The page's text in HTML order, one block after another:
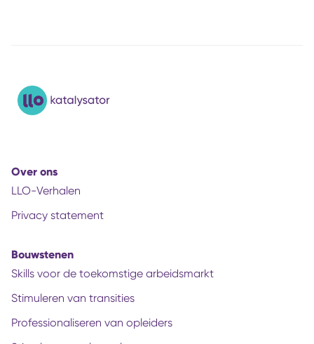
Over ons
LLO-Verhalen
Privacy statement
Bouwstenen
Skills voor de toekomstige arbeidsmarkt
Stimuleren van transities
Professionaliseren van opleiders